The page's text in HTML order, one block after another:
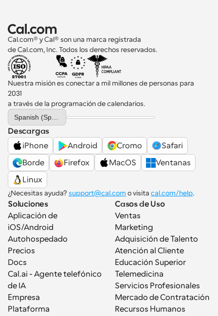
Cal.com® y Cal® son una marca registrada
de Cal.com, Inc. Todos los derechos reservados.
Nuestra misión es conectar a mil millones de personas para
2031
a través de la programación de calendarios.
Select Language
Descargas
iPhone
Android Cromo
Safari
Borde
Firefox MacOS
Ventanas
Linux
¿Necesitas ayuda? support@cal.com o visita cal.com/help.
Soluciones
Aplicación de
iOS/Android
Autohospedado
Precios
Docs
Cal.ai - Agente telefónico
de IA
Empresa
Plataforma
Casos de Uso
Ventas
Marketing
Adquisición de Talento
Atención al Cliente
Educación Superior
Telemedicina
Servicios Profesionales
Mercado de Contratación
Recursos Humanos